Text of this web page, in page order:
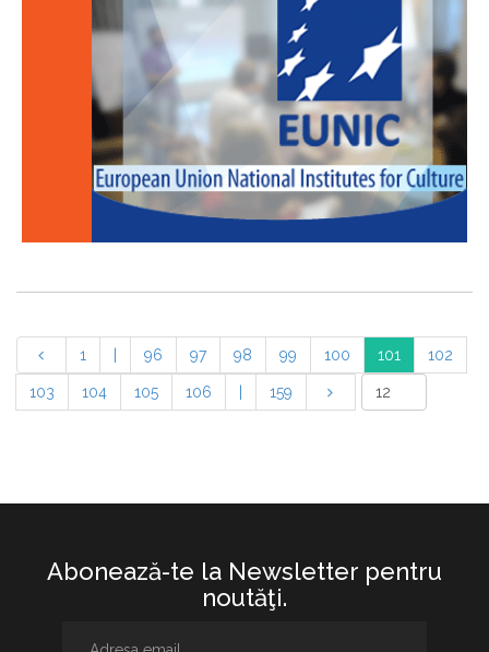
1 96 97 98 99 100 101 102
103 104 105 106 159
Abonează-te la Newsletter pentru
noutăţi.